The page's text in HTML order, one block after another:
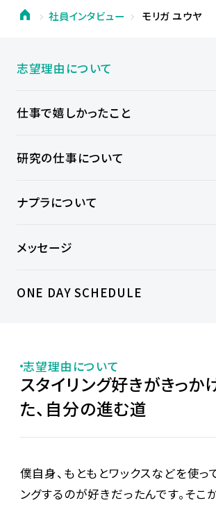
社員インタビュー モリガ ユウヤ
志望理由について
スタイリング好きがきっか
た、自分の進む道
僕自身、もともとワックスなどを使っ
ングするのが好きだったんです。そこ
志望理由について
仕事で嬉しかったこと
研究の仕事について
ナプラについて
メッセージ
ONE DAY SCHEDULE